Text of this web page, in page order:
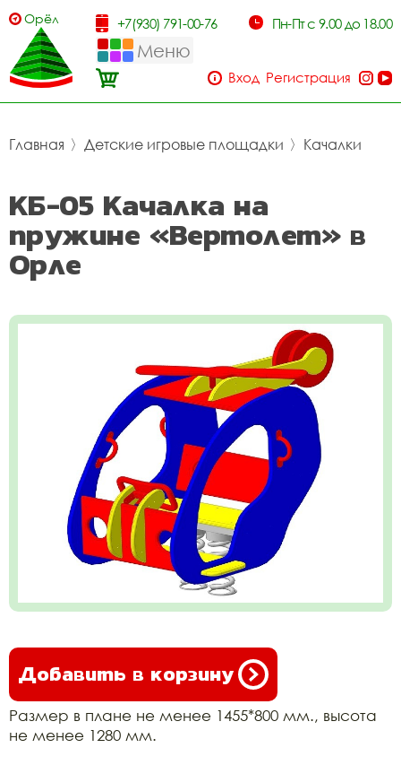
Орёл +7(930) 791-00-76 Пн-Пт с 9.00 до 18.00
Меню
Вход Регистрация
Главная 〉 Детские игровые площадки 〉 Качалки
КБ-05 Качалка на
пружине «Вертолет» в
Орле
Добавить в корзину
Размер в плане не менее 1455*800 мм., высота
не менее 1280 мм.